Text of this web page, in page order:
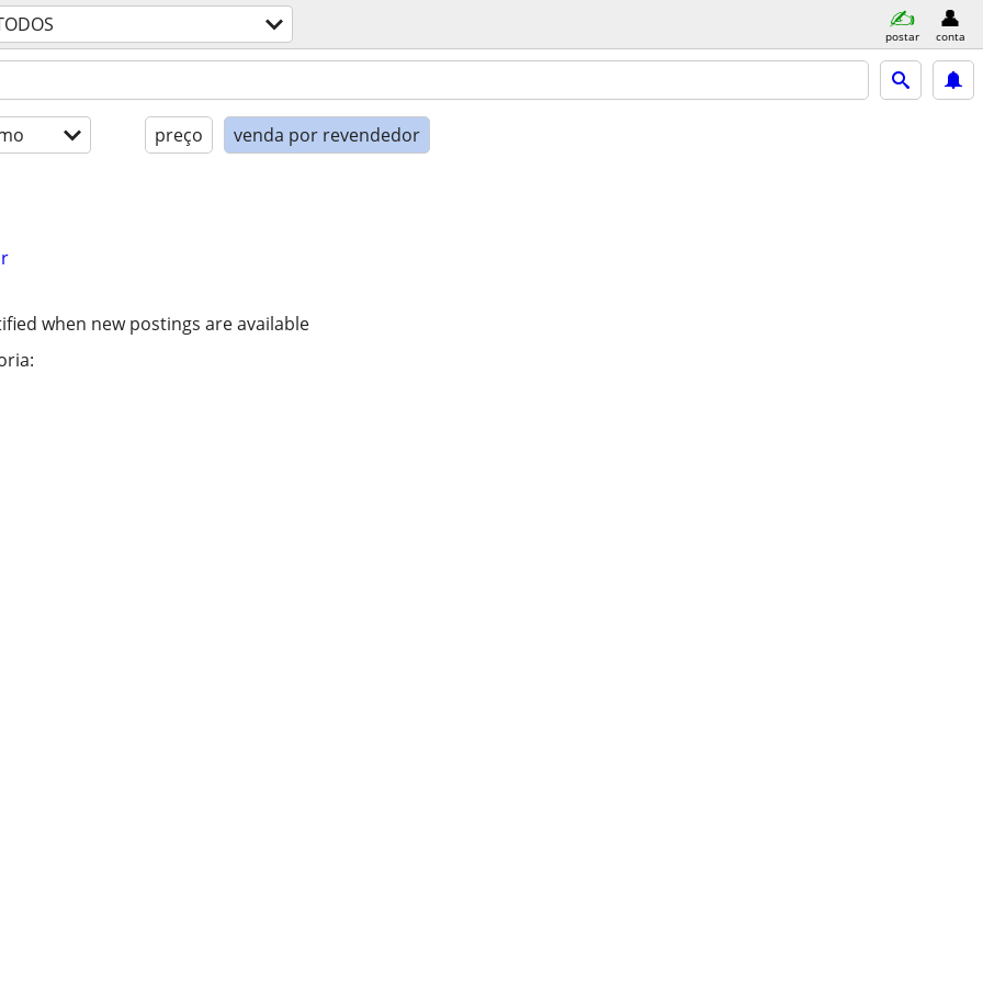
postar conta
preço venda por revendedor
when new postings are available